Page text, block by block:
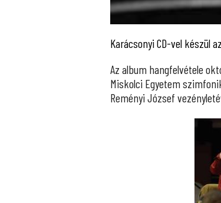
Karácsonyi CD-vel készül
Az album hangfelvétele
Miskolci Egyetem
Reményi József